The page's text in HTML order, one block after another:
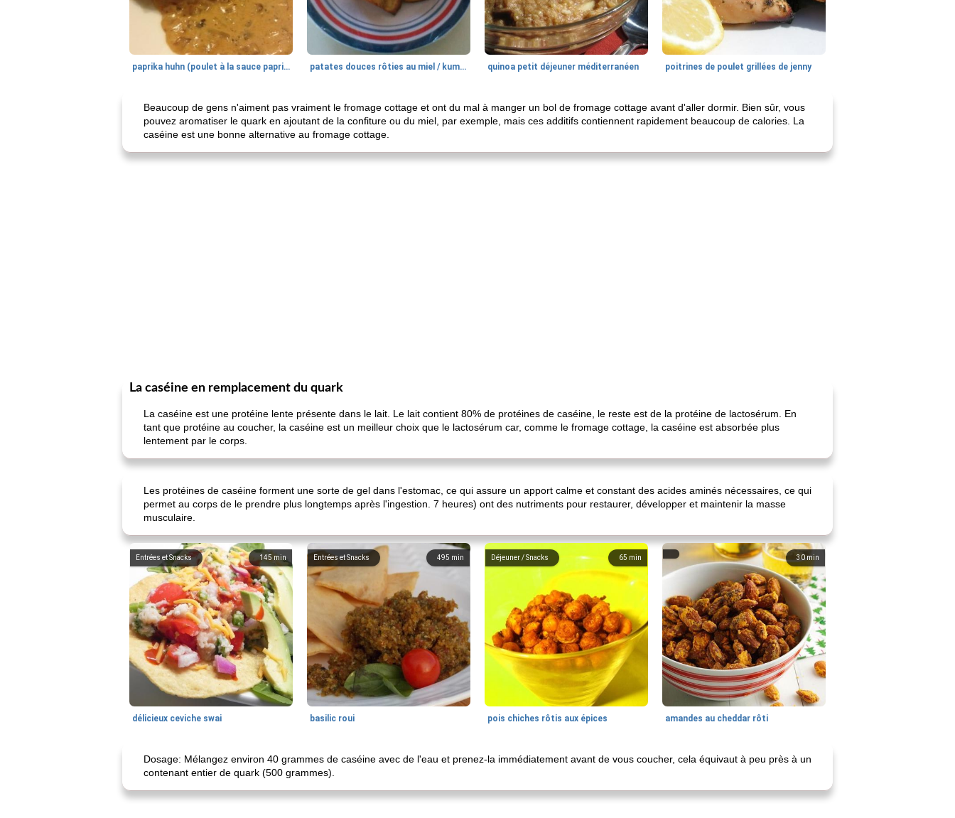
paprika huhn (poulet à la sauce paprika). patates douces rôties au miel / kumara quinoa petit déjeuner méditerranéen poitrines de poulet grillées de jenny
Beaucoup de gens n'aiment pas vraiment le fromage cottage et ont du mal à manger un bol de fromage cottage avant d'aller dormir. Bien sûr, vous
pouvez aromatiser le quark en ajoutant de la confiture ou du miel, par exemple, mais ces additifs contiennent rapidement beaucoup de calories. La
caséine est une bonne alternative au fromage cottage.
La caséine en remplacement du quark
La caséine est une protéine lente présente dans le lait. Le lait contient 80% de protéines de caséine, le reste est de la protéine de lactosérum. En
tant que protéine au coucher, la caséine est un meilleur choix que le lactosérum car, comme le fromage cottage, la caséine est absorbée plus
lentement par le corps.
Les protéines de caséine forment une sorte de gel dans l'estomac, ce qui assure un apport calme et constant des acides aminés nécessaires, ce qui
permet au corps de le prendre plus longtemps après l'ingestion. 7 heures) ont des nutriments pour restaurer, développer et maintenir la masse
musculaire.
145 min
Entrées et Snacks
délicieux ceviche swai
495 min
Entrées et Snacks
basilic roui
65 min
Déjeuner / Snacks
pois chiches rôtis aux épices
30min
amandes au cheddar rôti
Dosage: Mélangez environ 40 grammes de caséine avec de l'eau et prenez-la immédiatement avant de vous coucher, cela équivaut à peu près à un
contenant entier de quark (500 grammes).